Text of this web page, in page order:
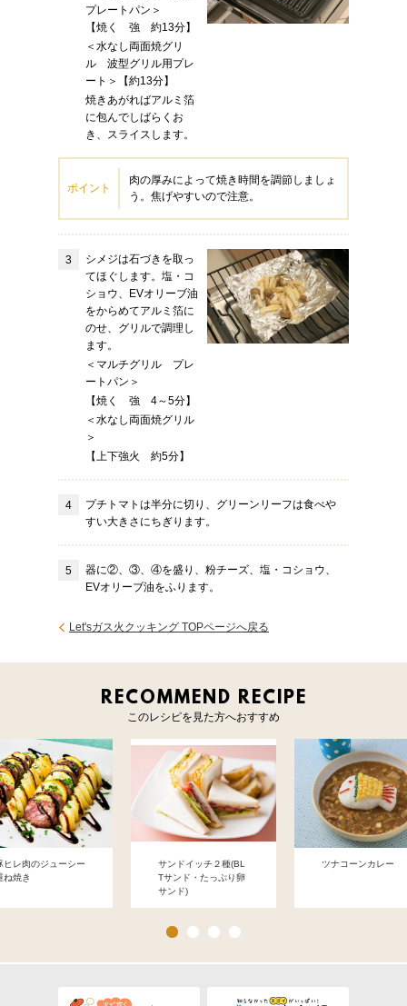
プレートパン＞
【焼く 強 約13分】
＜水なし両面焼グリ
ル 波型グリル用プレ
ート＞【約13分】
焼きあがればアルミ箔
に包んでしばらくお
き、スライスします。
ポイント
肉の厚みによって焼き時間を調節しましょ
う。焦げやすいので注意。
シメジは石づきを取っ
てほぐします。塩・コ
ショウ、EVオリーブ油
をからめてアルミ箔に
のせ、グリルで調理し
ます。
＜マルチグリル プレ
ートパン＞
【焼く 強 4～5分】
＜水なし両面焼グリル
＞
【上下強火 約5分】
プチトマトは半分に切り、グリーンリーフは食べや
すい大きさにちぎります。
器に②、③、④を盛り、粉チーズ、塩・コショウ、
EVオリーブ油をふります。
Let'sガス火クッキング TOPページへ戻る
RECOMMEND RECIPE
このレシピを見た方へおすすめ
ヒレ肉のジューシー
ね焼き
サンドイッチ２種(BL
Tサンド・たっぷり卵
サンド)
ツナコーンカレー